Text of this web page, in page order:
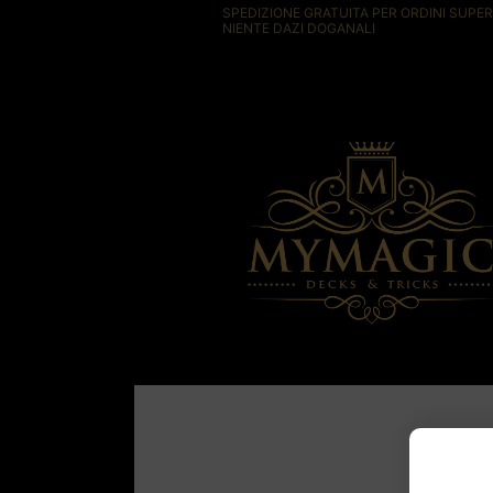
SPEDIZIONE GRATUITA PER ORDINI
NIENTE DAZI DOGANALI